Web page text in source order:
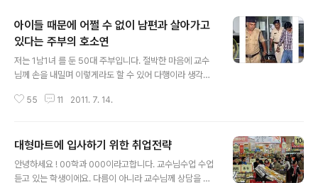
아이들 때문에 어쩔 수 없이 남편과 살아가고
있다는 주부의 호소연
저는 1남1녀 를 둔 50대 주부입니다. 절박한 마음에 교수
님께 손을 내밀며 이렇게라도 할 수 있어 다행이라 생각하
별거 상태에 있습니다. 헌데 저는 그 상황을 받아들일 수가
가셨습니다)에도 여러 가지 문제가 있지만 남편에 대해서
만 말씀드리겠습니다. 남편은 외동종손이고 남아선호와 가
부장적이고 자기가문에 대단한 자부심이 대단한 사람입니
55 11 2011. 7. 14.
대형마트에 입사하기 위한 취업전략
안녕하세요 ! 00학과 000이라고합니다. 교수님수업 수업
듣고 있는 학생이에요. 다름이 아니라 교수님께 상담을 좀